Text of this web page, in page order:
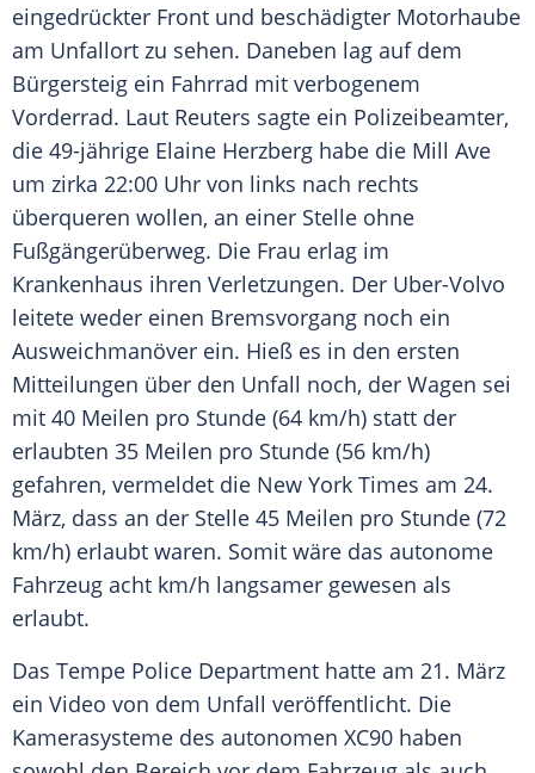
eingedrückter Front und beschädigter Motorhaube
am Unfallort zu sehen. Daneben lag auf dem
Bürgersteig ein Fahrrad mit verbogenem
Vorderrad. Laut Reuters sagte ein Polizeibeamter,
die 49-jährige Elaine Herzberg habe die Mill Ave
um zirka 22:00 Uhr von links nach rechts
überqueren wollen, an einer Stelle ohne
Fußgängerüberweg. Die Frau erlag im
Krankenhaus ihren Verletzungen. Der Uber-Volvo
leitete weder einen Bremsvorgang noch ein
Ausweichmanöver ein. Hieß es in den ersten
Mitteilungen über den Unfall noch, der Wagen sei
mit 40 Meilen pro Stunde (64 km/h) statt der
erlaubten 35 Meilen pro Stunde (56 km/h)
gefahren, vermeldet die New York Times am 24.
März, dass an der Stelle 45 Meilen pro Stunde (72
km/h) erlaubt waren. Somit wäre das autonome
Fahrzeug acht km/h langsamer gewesen als
erlaubt.
Das Tempe Police Department hatte am 21. März
ein Video von dem Unfall veröffentlicht. Die
Kamerasysteme des autonomen XC90 haben